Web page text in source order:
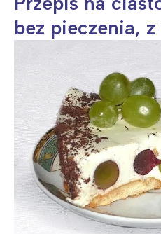
bez pieczenia,